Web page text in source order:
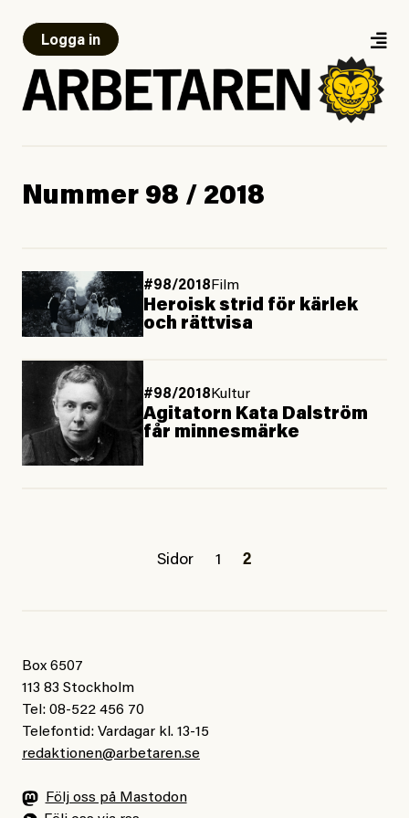
Logga in
Nummer 98 / 2018
#98/2018 Film
Heroisk strid för kärlek
och rättvisa
#98/2018 Kultur
Agitatorn Kata Dalström
får minnesmärke
Sidor 1 2
Box 6507
113 83 Stockholm
Tel: 08-522 456 70
Telefontid: Vardagar kl. 13-15
redaktionen@arbetaren.se
Följ oss på Mastodon